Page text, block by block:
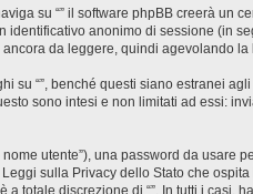
su “” il software phpBB creerà
anonimo di sessione (in
da leggere, quindi agevolando
su “”, benché questi siano estranei
sono intesi e non limitati ad essi:
utente”), una password da
sulla Privacy dello Stato che
totale discrezione di “”. In tutti i